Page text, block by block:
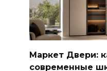
Маркет Двери:
современные